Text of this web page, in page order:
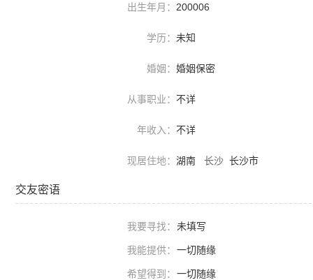
出生年月： 200006
学历： 未知
婚姻： 婚姻保密
从事职业： 不详
年收入： 不详
现居住地： 湖南 长沙 长沙市
交友密语
我要寻找： 未填写
我能提供： 一切随缘
希望得到： 一切随缘